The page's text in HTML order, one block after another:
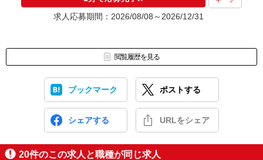
求人応募期間：2026/08/08～2026/12/31
閲覧履歴を見る
ブックマーク ポストする
シェアする URLをシェア
20件のこの求人と職種が同じ求人